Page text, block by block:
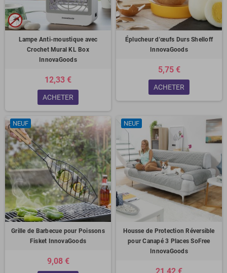
Lampe Anti-moustique avec
Crochet Mural KL Box
InnovaGoods
12,33 €
ACHETER
Éplucheur d'œufs Durs Shelloff
InnovaGoods
5,75 €
ACHETER
NEUF
Grille de Barbecue pour Poissons
Fisket InnovaGoods
9,08 €
NEUF
Housse de Protection Réversible
pour Canapé 3 Places SoFree
InnovaGoods